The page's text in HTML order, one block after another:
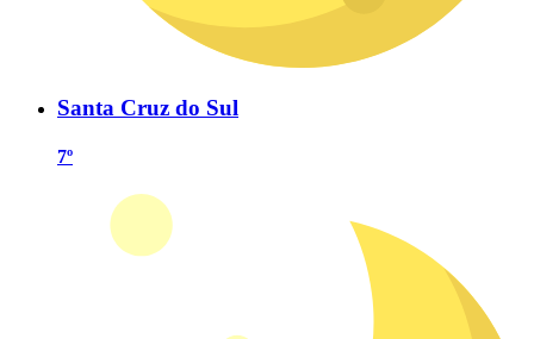
Santa Cruz do Sul
7º